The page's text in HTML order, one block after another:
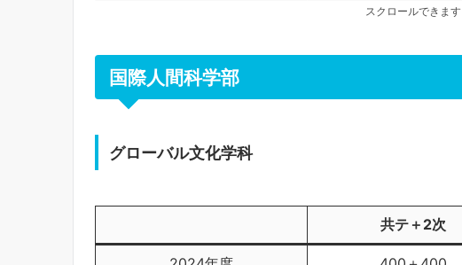
スクロールできます
国際人間科学部
グローバル文化学科
共テ＋2次